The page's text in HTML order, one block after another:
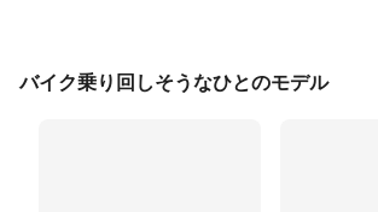
バイク乗り回しそうなひとのモデル